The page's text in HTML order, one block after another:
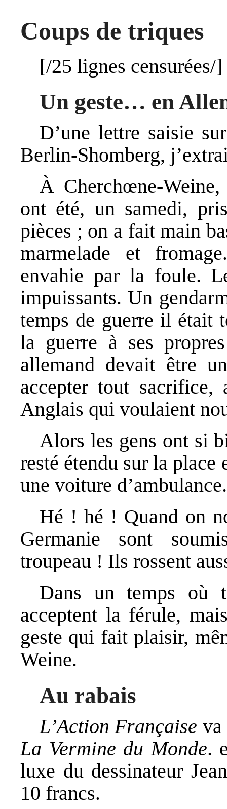
Coups de triques
[/25 lignes censurées/]
Un geste… en
D’une lettre saisie
Berlin-Shomberg,
À Cherchœne-
ont été, un samedi,
pièces ; on a fait main
marmelade et
envahie par la foule.
impuissants. Un
temps de guerre il était
la guerre à ses
allemand devait être
accepter tout
Anglais qui voulaient
Alors les gens ont si
resté étendu sur la place
une voiture d’ambulance.
Hé ! hé ! Quand on
Germanie sont
troupeau ! Ils rossent
Dans un temps où
acceptent la férule,
geste qui fait plaisir,
Weine.
Au rabais
L’Action Française va
La Vermine du Monde.
luxe du dessinateur
10 francs.